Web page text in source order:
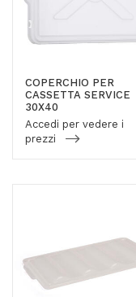
COPERCHIO PER
CASSETTA SERVICE
30X40
Accedi per vedere i
prezzi